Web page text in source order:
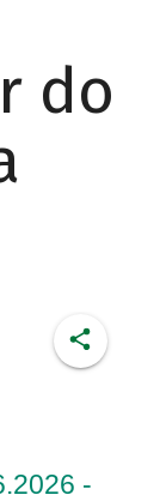
do
-